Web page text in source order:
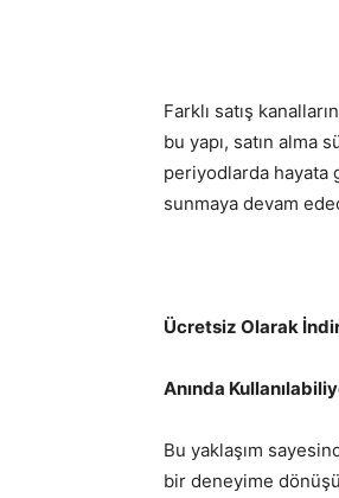
Farklı satış
bu yapı, satın alma
periyodlarda hayata
sunmaya devam
Ücretsiz Olarak
Anında
Bu yaklaşım
bir deneyime